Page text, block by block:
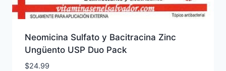
Neomicina Sulfato y Bacitracina Zinc
Ungüento USP Duo Pack
$24.99